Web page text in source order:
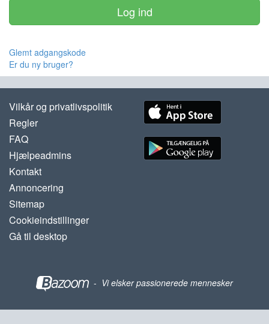
Log ind
Glemt adgangskode
Er du ny bruger?
Vilkår og privatlivspolitik
Regler
FAQ
Hjælpeadmins
Kontakt
Annoncering
Sitemap
Cookieindstillinger
Gå til desktop
- Vi elsker passionerede mennesker